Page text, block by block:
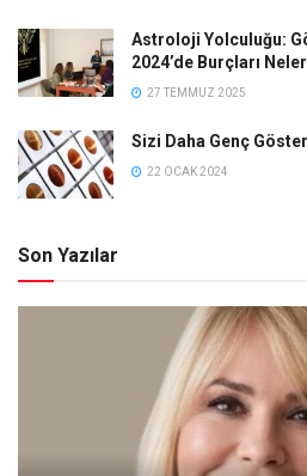
Astroloji Yolculuğu:
2024’de Burçları
27 TEMMUZ 2025
Sizi Daha Genç
22 OCAK 2024
Son Yazılar